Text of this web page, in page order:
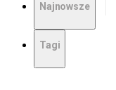
Najnowsze
Tagi